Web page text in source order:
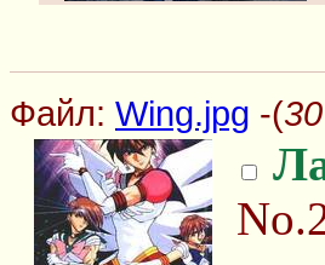
Файл: Wing.jpg -(